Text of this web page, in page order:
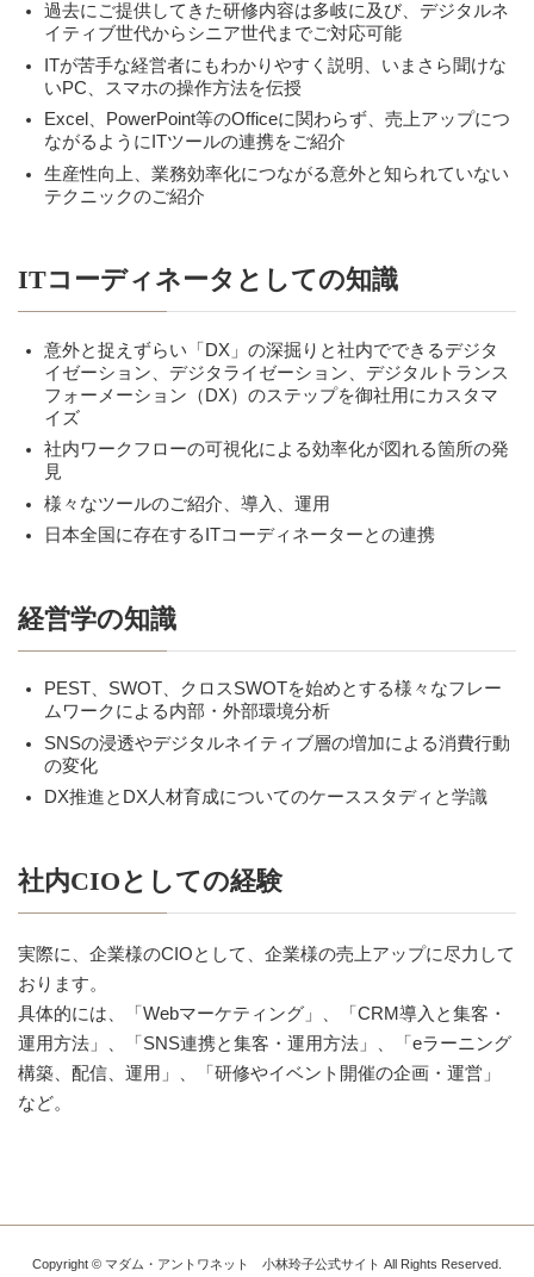
過去にご提供してきた研修内容は多岐に及び、デジタルネ
イティブ世代からシニア世代までご対応可能
ITが苦手な経営者にもわかりやすく説明、いまさら聞けな
いPC、スマホの操作方法を伝授
Excel、PowerPoint等のOfficeに関わらず、売上アップにつ
ながるようにITツールの連携をご紹介
生産性向上、業務効率化につながる意外と知られていない
テクニックのご紹介
ITコーディネータとしての知識
意外と捉えずらい「DX」の深掘りと社内でできるデジタ
イゼーション、デジタライゼーション、デジタルトランス
フォーメーション（DX）のステップを御社用にカスタマ
イズ
社内ワークフローの可視化による効率化が図れる箇所の発
見
様々なツールのご紹介、導入、運用
日本全国に存在するITコーディネーターとの連携
経営学の知識
PEST、SWOT、クロスSWOTを始めとする様々なフレー
ムワークによる内部・外部環境分析
SNSの浸透やデジタルネイティブ層の増加による消費行動
の変化
DX推進とDX人材育成についてのケーススタディと学識
社内CIOとしての経験
実際に、企業様のCIOとして、企業様の売上アップに尽力して
おります。
具体的には、「Webマーケティング」、「CRM導入と集客・
運用方法」、「SNS連携と集客・運用方法」、「eラーニング
構築、配信、運用」、「研修やイベント開催の企画・運営」
など。
Copyright © マダム・アントワネット 小林玲子公式サイト All Rights Reserved.